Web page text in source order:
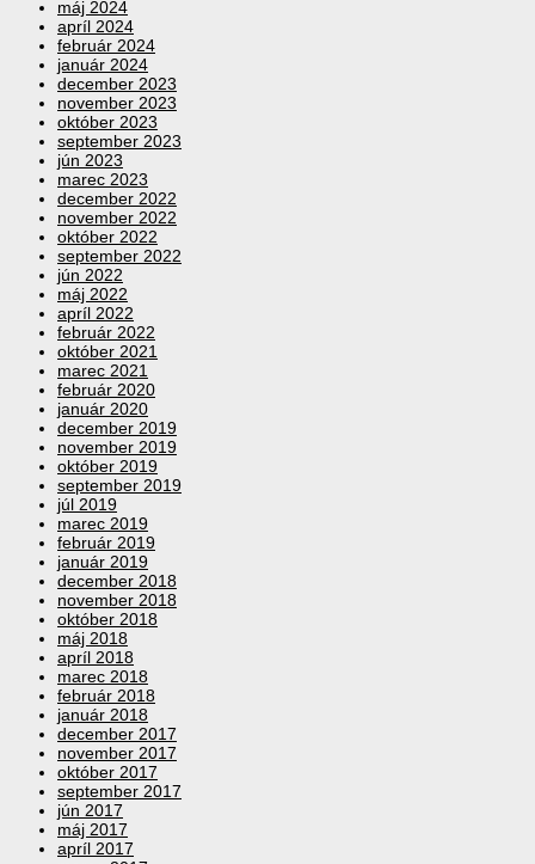
máj 2024
apríl 2024
február 2024
január 2024
december 2023
november 2023
október 2023
september 2023
jún 2023
marec 2023
december 2022
november 2022
október 2022
september 2022
jún 2022
máj 2022
apríl 2022
február 2022
október 2021
marec 2021
február 2020
január 2020
december 2019
november 2019
október 2019
september 2019
júl 2019
marec 2019
február 2019
január 2019
december 2018
november 2018
október 2018
máj 2018
apríl 2018
marec 2018
február 2018
január 2018
december 2017
november 2017
október 2017
september 2017
jún 2017
máj 2017
apríl 2017